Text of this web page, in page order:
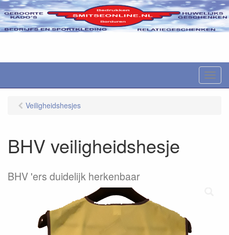
M
e
Veiligheidshesjes
BHV veiligheidshesje
BHV 'ers duidelijk herkenbaar